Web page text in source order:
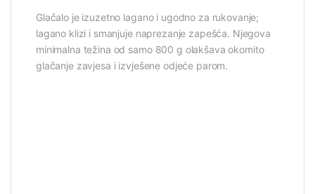
Glačalo je izuzetno lagano i ugodno za rukovanje;
lagano klizi i smanjuje naprezanje zapešća. Njegova
minimalna težina od samo 800 g olakšava okomito
glačanje zavjesa i izvješene odjeće parom.